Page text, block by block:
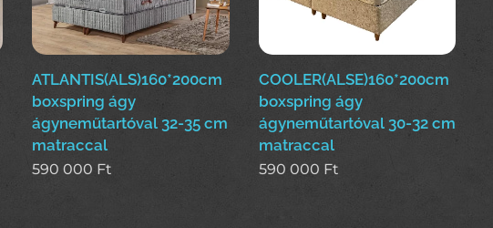
ATLANTIS(ALS)160*200cm
boxspring ágy
ágyneműtartóval 32-35 cm
matraccal
590 000 Ft
COOLER(ALSE)160*200cm
boxspring ágy
ágyneműtartóval 30-32 cm
matraccal
590 000 Ft